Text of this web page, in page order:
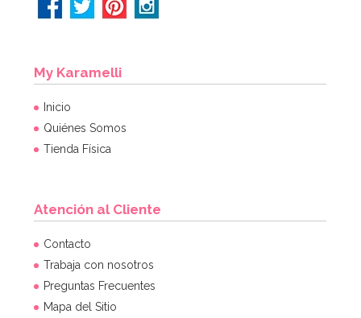
My Karamelli
Inicio
Quiénes Somos
Tienda Física
Atención al Cliente
Contacto
Trabaja con nosotros
Preguntas Frecuentes
Mapa del Sitio